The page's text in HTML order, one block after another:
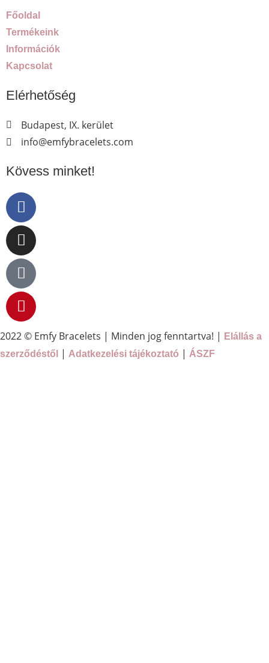
Főoldal
Termékeink
Információk
Kapcsolat
Elérhetőség
Budapest, IX. kerület
info@emfybracelets.com
Kövess minket!
2022 © Emfy Bracelets | Minden jog fenntartva! |
Elállás a
szerződéstől
| Adatkezelési tájékoztató | ÁSZF